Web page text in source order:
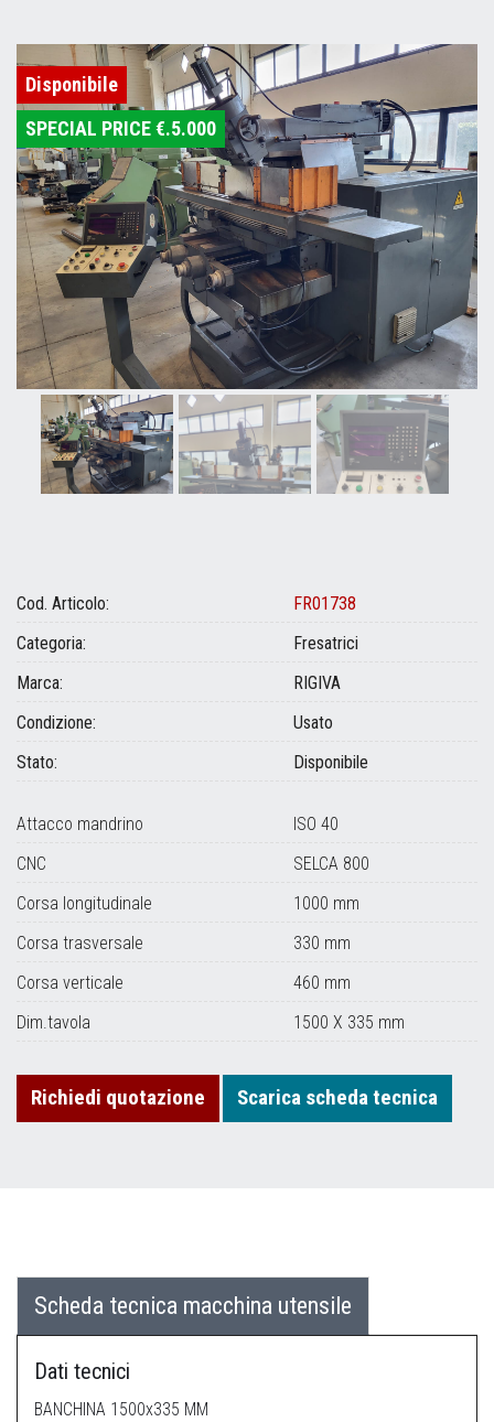
Disponibile
SPECIAL PRICE €.5.000
Cod. Articolo:
FR01738
Categoria:
Fresatrici
Marca:
RIGIVA
Condizione:
Usato
Stato:
Disponibile
Attacco mandrino
ISO 40
CNC
SELCA 800
Corsa longitudinale
1000 mm
Corsa trasversale
330 mm
Corsa verticale
460 mm
Dim.tavola
1500 X 335 mm
Richiedi quotazione Scarica scheda tecnica
Scheda tecnica macchina utensile
Dati tecnici
BANCHINA 1500x335 MM